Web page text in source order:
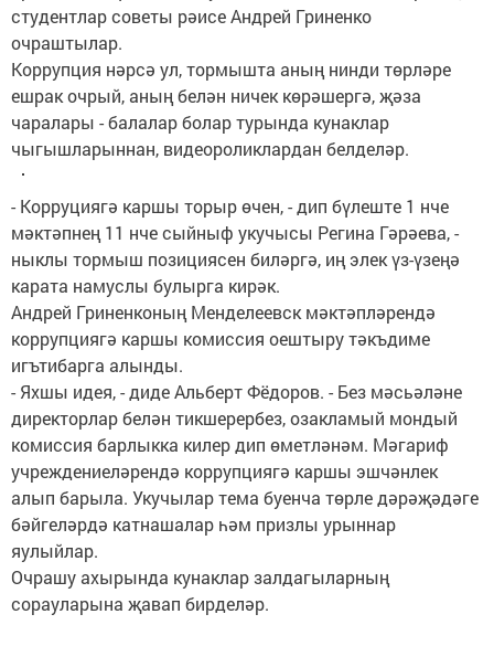
студентлар советы рәисе Андрей Гриненко
очраштылар.
Коррупция нәрсә ул, тормышта аның нинди төрләре
ешрак очрый, аның белән ничек көрәшергә, җәза
чаралары - балалар болар турында кунаклар
чыгышларыннан, видеороликлардан белделәр.
- Корруциягә каршы торыр өчен, - дип бүлеште 1 нче
мәктәпнең 11 нче сыйныф укучысы Регина Гәрәева, -
ныклы тормыш позициясен биләргә, иң элек үз-үзеңә
карата намуслы булырга кирәк.
Андрей Гриненконың Менделеевск мәктәпләрендә
коррупциягә каршы комиссия оештыру тәкъдиме
игътибарга алынды.
- Яхшы идея, - диде Альберт Фёдоров. - Без мәсьәләне
директорлар белән тикшерербез, озакламый мондый
комиссия барлыкка килер дип өметләнәм. Мәгариф
учреждениеләрендә коррупциягә каршы эшчәнлек
алып барыла. Укучылар тема буенча төрле дәрәҗәдәге
бәйгеләрдә катнашалар һәм призлы урыннар
яулыйлар.
Очрашу ахырында кунаклар залдагыларның
сорауларына җавап бирделәр.